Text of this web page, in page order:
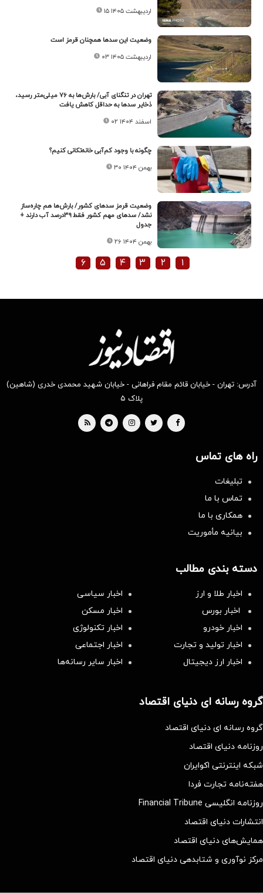
۱۵ اردیبهشت ۱۴۰۵
وضعیت این سدها همچنان قرمز است
۰۳ اردیبهشت ۱۴۰۵
تهران در تنگنای آبی/ بارش‌ها به ۷۶ میلی‌متر رسید،
ذخایر سدها به حداقل کاهش یافت
۰۲ اسفند ۱۴۰۴
چگونه با وجود کم‌آبی خانه‌تکانی کنیم؟
۳۰ بهمن ۱۴۰۴
وضعیت قرمز سدهای کشور/ بارش‌ها هم چاره‌ساز
نشد/ سدهای مهم کشور فقط ۳۹درصد آب دارند +
جدول
۲۶ بهمن ۱۴۰۴
۱ ۲ ۳ ۴ ۵ ۶
آدرس: تهران - خیابان قائم مقام فراهانی - خیابان شهید محمدی خدری (شاهین)
پلاک ۵
راه های تماس
تبلیغات
تماس با ما
همکاری با ما
بیانیه مأموریت
دسته بندی مطالب
اخبار طلا و ارز
اخبار سیاسی
اخبار بورس
اخبار مسکن
اخبار خودرو
اخبار تکنولوژی
اخبار تولید و تجارت
اخبار اجتماعی
اخبار ارز دیجیتال
اخبار سایر رسانه‌‌ها
گروه رسانه ای دنیای اقتصاد
گروه رسانه ای دنیای اقتصاد
روزنامه دنیای اقتصاد
شبکه اینترنتی اکوایران
هفته‌نامه تجارت فردا
روزنامه انگلیسی Financial Tribune
انتشارات دنیای اقتصاد
همایش‌های دنیای اقتصاد
مرکز نوآوری و شتابدهی دنیای اقتصاد